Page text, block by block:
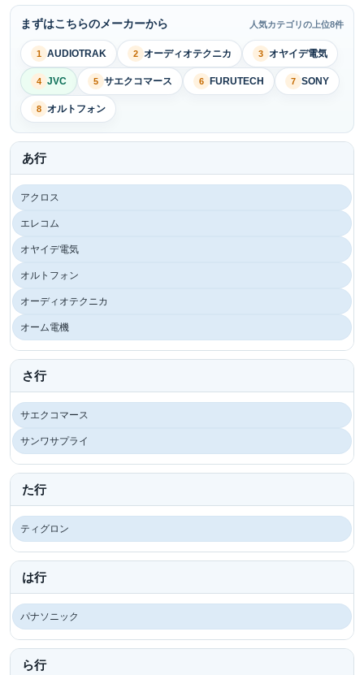
まずはこちらのメーカーから 人気カテゴリの上位8件
1 AUDIOTRAK 2 オーディオテクニカ 3 オヤイデ電気
4 JVC 5 サエクコマース 6 FURUTECH 7 SONY
8 オルトフォン
あ行
アクロス
エレコム
オヤイデ電気
オルトフォン
オーディオテクニカ
オーム電機
さ行
サエクコマース
サンワサプライ
た行
ティグロン
は行
パナソニック
ら行